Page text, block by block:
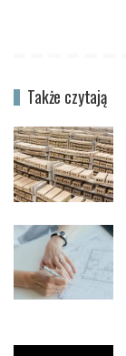
Także czytają